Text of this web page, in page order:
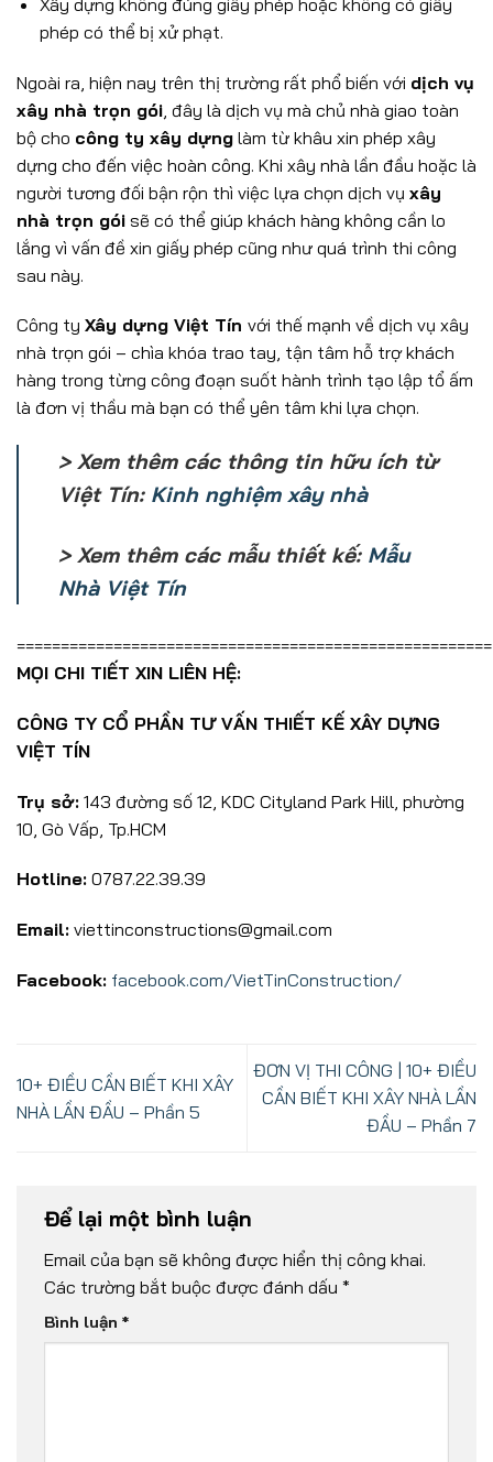
phép có thể bị xử phạt.
Ngoài ra, hiện nay trên thị trường rất phổ biến với dịch vụ
xây nhà trọn gói , đây là dịch vụ mà chủ nhà giao toàn
bộ cho công ty xây dựng làm từ khâu xin phép xây
dựng cho đến việc hoàn công. Khi xây nhà lần đầu hoặc là
người tương đối bận rộn thì việc lựa chọn dịch vụ xây
nhà trọn gói sẽ có thể giúp khách hàng không cần lo
lắng vì vấn đề xin giấy phép cũng như quá trình thi công
sau này.
Công ty Xây dựng Việt Tín với thế mạnh về dịch vụ xây
nhà trọn gói – chìa khóa trao tay, tận tâm hỗ trợ khách
hàng trong từng công đoạn suốt hành trình tạo lập tổ ấm
là đơn vị thầu mà bạn có thể yên tâm khi lựa chọn.
> Xem thêm các thông tin hữu ích từ
Việt Tín: Kinh nghiệm xây nhà
> Xem thêm các mẫu thiết kế: Mẫu
Nhà Việt Tín
======================================================
MỌI CHI TIẾT XIN LIÊN HỆ:
CÔNG TY CỔ PHẦN TƯ VẤN THIẾT KẾ XÂY DỰNG
VIỆT TÍN
Trụ sở: 143 đường số 12, KDC Cityland Park Hill, phường
10, Gò Vấp, Tp.HCM
Hotline: 0787.22.39.39
Email: viettinconstructions@gmail.com
Facebook: facebook.com/VietTinConstruction/
10+ ĐIỀU CẦN BIẾT KHI XÂY
NHÀ LẦN ĐẦU – Phần 5
ĐƠN VỊ THI CÔNG | 10+ ĐIỀU
CẦN BIẾT KHI XÂY NHÀ LẦN
ĐẦU – Phần 7
Để lại một bình luận
Email của bạn sẽ không được hiển thị công khai.
Các trường bắt buộc được đánh dấu *
Bình luận *